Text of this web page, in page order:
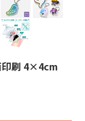
印刷 4×4cm